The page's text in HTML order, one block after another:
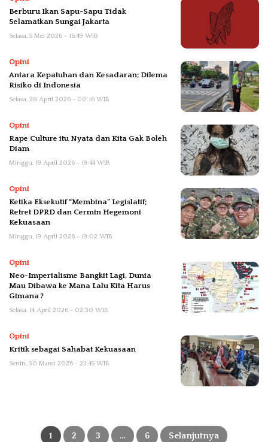
Berburu Ikan Sapu-Sapu Tidak
Selamatkan Sungai Jakarta
Selasa, 5 Mei 2026 - 16:49 WIB
Opini
Antara Kepatuhan dan Kesadaran; Dilema
Risiko di Indonesia
Selasa, 28 April 2026 - 00:16 WIB
Opini
Rape Culture itu Nyata dan Kita Gak Boleh
Diam
Minggu, 19 April 2026 - 19:44 WIB
Opini
Ketika Eksekutif “Membina” Legislatif;
Retret DPRD dan Cermin Hegemoni
Kekuasaan
Minggu, 19 April 2026 - 19:02 WIB
Opini
Neo-Imperialisme Bangkit Lagi, Dunia
Mau Dibawa ke Mana Lalu Kita Harus
Gimana ?
Selasa, 14 April 2026 - 02:30 WIB
Opini
Kritik sebagai Sahabat Kekuasaan
Senin, 30 Maret 2026 - 23:45 WIB
Paginasi
pos
1 2 3 … 6 Selanjutnya